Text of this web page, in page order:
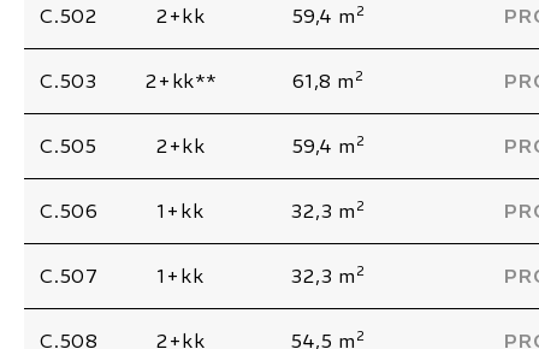
C.502 2+kk 59,4 m 2
C.503 2+kk** 61,8 m 2
C.505 2+kk 59,4 m 2
C.506 1+kk 32,3 m 2
C.507 1+kk 32,3 m 2
C.508 2+kk 54,5 m 2